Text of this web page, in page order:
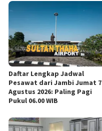
Daftar Lengkap Jadwal
Pesawat dari Jambi Jumat 7
Agustus 2026: Paling Pagi
Pukul 06.00 WIB